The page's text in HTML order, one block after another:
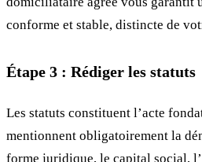
conforme et stable, distincte de
Étape 3 : Rédiger les statuts
Les statuts constituent l’acte
mentionnent obligatoirement la
forme juridique, le capital social,